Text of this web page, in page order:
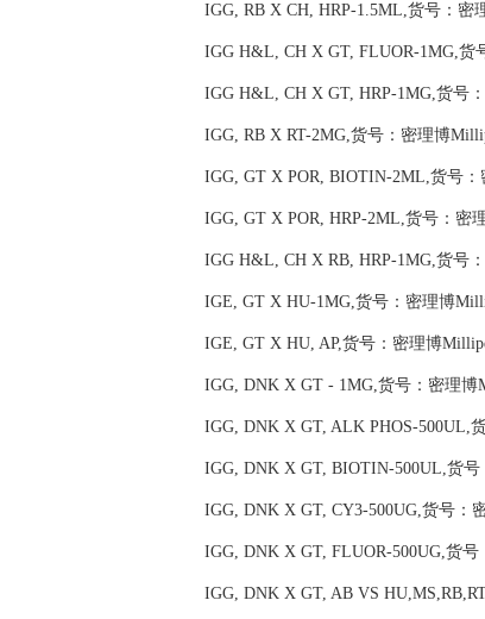
IGG, RB X CH, HRP-1.5ML,货号：密
IGG H&L, CH X GT, FLUOR-1MG,货
IGG H&L, CH X GT, HRP-1MG,货号
IGG, RB X RT-2MG,货号：密理博
IGG, GT X POR, BIOTIN-2ML,货号：
IGG, GT X POR, HRP-2ML,货号：密
IGG H&L, CH X RB, HRP-1MG,货号
IGE, GT X HU-1MG,货号：密理博
IGE, GT X HU, AP,货号：密理博
IGG, DNK X GT - 1MG,货号：密理博
IGG, DNK X GT, ALK PHOS-500UL,
IGG, DNK X GT, BIOTIN-500UL,货
IGG, DNK X GT, CY3-500UG,货号：
IGG, DNK X GT, FLUOR-500UG,货
IGG, DNK X GT, AB VS